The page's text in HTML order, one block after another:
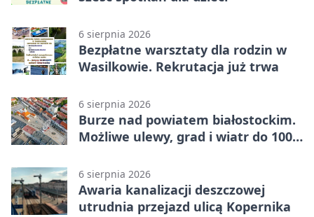
6 sierpnia 2026
Bezpłatne warsztaty dla rodzin w
Wasilkowie. Rekrutacja już trwa
6 sierpnia 2026
Burze nad powiatem białostockim.
Możliwe ulewy, grad i wiatr do 100
6 sierpnia 2026
Awaria kanalizacji deszczowej
utrudnia przejazd ulicą Kopernika